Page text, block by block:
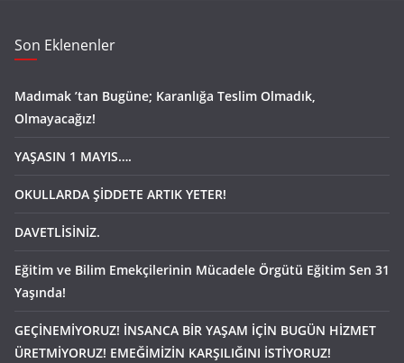
Son Eklenenler
Madımak ’tan Bugüne; Karanlığa Teslim Olmadık,
Olmayacağız!
YAŞASIN 1 MAYIS….
OKULLARDA ŞİDDETE ARTIK YETER!
DAVETLİSİNİZ.
Eğitim ve Bilim Emekçilerinin Mücadele Örgütü Eğitim Sen 31
Yaşında!
GEÇİNEMİYORUZ! İNSANCA BİR YAŞAM İÇİN BUGÜN HİZMET
ÜRETMİYORUZ! EMEĞİMİZİN KARŞILIĞINI İSTİYORUZ!